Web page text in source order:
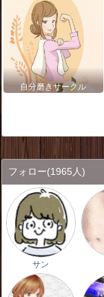
自分磨きサークル
フォロー(1965人)
サン